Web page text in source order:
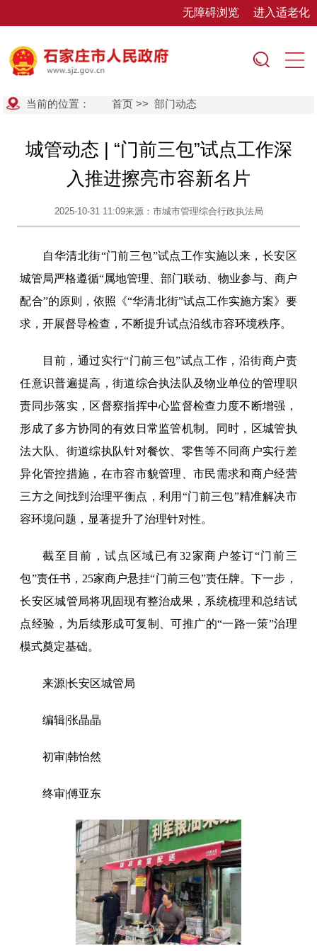
无障碍浏览 进入适老化
当前的位置： 首页 >>部门动态
城管动态 | “门前三包”试点工作深
入推进擦亮市容新名片
2025-10-31 11:09来源：市城市管理综合行政执法局
自华清北街“门前三包”试点工作实施以来，长安区
城管局严格遵循“属地管理、部门联动、物业参与、商户
配合”的原则，依照《“华清北街”试点工作实施方案》要
求，开展督导检查，不断提升试点沿线市容环境秩序。
目前，通过实行“门前三包”试点工作，沿街商户责
任意识普遍提高，街道综合执法队及物业单位的管理职
责同步落实，区督察指挥中心监督检查力度不断增强，
形成了多方协同的有效日常监管机制。同时，区城管执
法大队、街道综执队针对餐饮、零售等不同商户实行差
异化管控措施，在市容市貌管理、市民需求和商户经营
三方之间找到治理平衡点，利用“门前三包”精准解决市
容环境问题，显著提升了治理针对性。
截至目前，试点区域已有32家商户签订“门前三
包”责任书，25家商户悬挂“门前三包”责任牌。下一步，
长安区城管局将巩固现有整治成果，系统梳理和总结试
点经验，为后续形成可复制、可推广的“一路一策”治理
模式奠定基础。
来源|长安区城管局
编辑|张晶晶
初审|韩怡然
终审|傅亚东